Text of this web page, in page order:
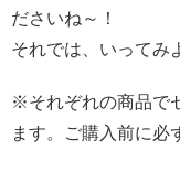
ださいね～！
それでは、いってみ
※それぞれの商品で
ます。ご購入前に必